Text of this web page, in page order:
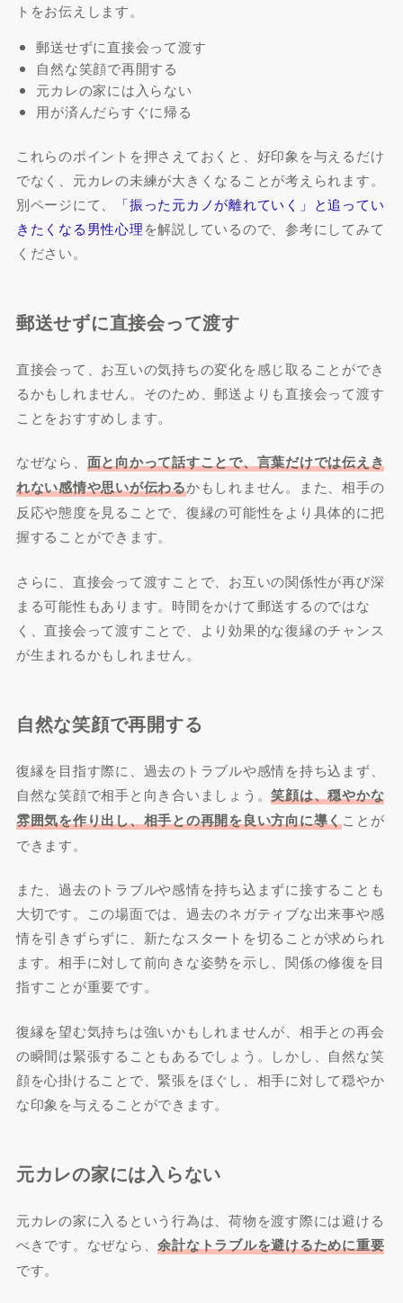
トをお伝えします。
郵送せずに直接会って渡す
自然な笑顔で再開する
元カレの家には入らない
用が済んだらすぐに帰る
これらのポイントを押さえておくと、好印象を与えるだけ
でなく、元カレの未練が大きくなることが考えられます。
別ページにて、
「振った元カノが離れていく」と追ってい
きたくなる男性心理を解説しているので、参考にしてみて
ください。
郵送せずに直接会って渡す
直接会って、お互いの気持ちの変化を感じ取ることができ
るかもしれません。そのため、郵送よりも直接会って渡す
ことをおすすめします。
なぜなら、 面と向かって話すことで、言葉だけでは伝えき
れない感情や思いが伝わるかもしれません。また、相手の
反応や態度を見ることで、復縁の可能性をより具体的に把
握することができます。
さらに、直接会って渡すことで、お互いの関係性が再び深
まる可能性もあります。時間をかけて郵送するのではな
く、直接会って渡すことで、より効果的な復縁のチャンス
が生まれるかもしれません。
自然な笑顔で再開する
復縁を目指す際に、過去のトラブルや感情を持ち込まず、
自然な笑顔で相手と向き合いましょう。笑顔は、穏やかな
雰囲気を作り出し、相手との再開を良い方向に導くことが
できます。
また、過去のトラブルや感情を持ち込まずに接することも
大切です。この場面では、過去のネガティブな出来事や感
情を引きずらずに、新たなスタートを切ることが求められ
ます。相手に対して前向きな姿勢を示し、関係の修復を目
指すことが重要です。
復縁を望む気持ちは強いかもしれませんが、相手との再会
の瞬間は緊張することもあるでしょう。しかし、自然な笑
顔を心掛けることで、緊張をほぐし、相手に対して穏やか
な印象を与えることができます。
元カレの家には入らない
元カレの家に入るという行為は、荷物を渡す際には避ける
べきです。なぜなら、余計なトラブルを避けるために重要
です。